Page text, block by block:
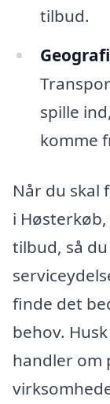
tilbud.
spille
komme
Når du skal
i
tilbud, så
finde det
behov.
handler om